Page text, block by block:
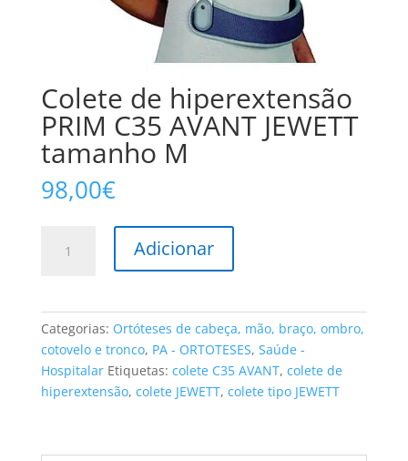
Colete de hiperextensão
PRIM C35 AVANT JEWETT
tamanho M
98,00€
hiperextensão
PRIM
AVANT
JEWETT
Adicionar
Categorias: Ortóteses de cabeça, mão, braço, ombro,
cotovelo e tronco, PA - ORTOTESES, Saúde -
Hospitalar Etiquetas: colete C35 AVANT, colete de
hiperextensão, colete JEWETT, colete tipo JEWETT